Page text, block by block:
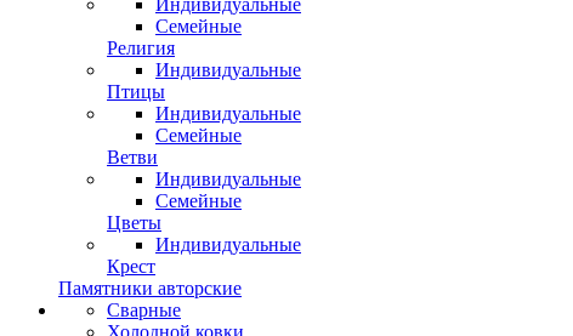
Индивидуальные
Семейные
Религия
Индивидуальные
Птицы
Индивидуальные
Семейные
Ветви
Индивидуальные
Семейные
Цветы
Индивидуальные
Крест
Памятники авторские
Сварные
Холодной ковки